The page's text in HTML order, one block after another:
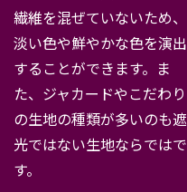
繊維を混ぜていないため、
淡い色や鮮やかな色を演出
することができます。ま
た、ジャカードやこだわり
の生地の種類が多いのも遮
光ではない生地ならではで
す。